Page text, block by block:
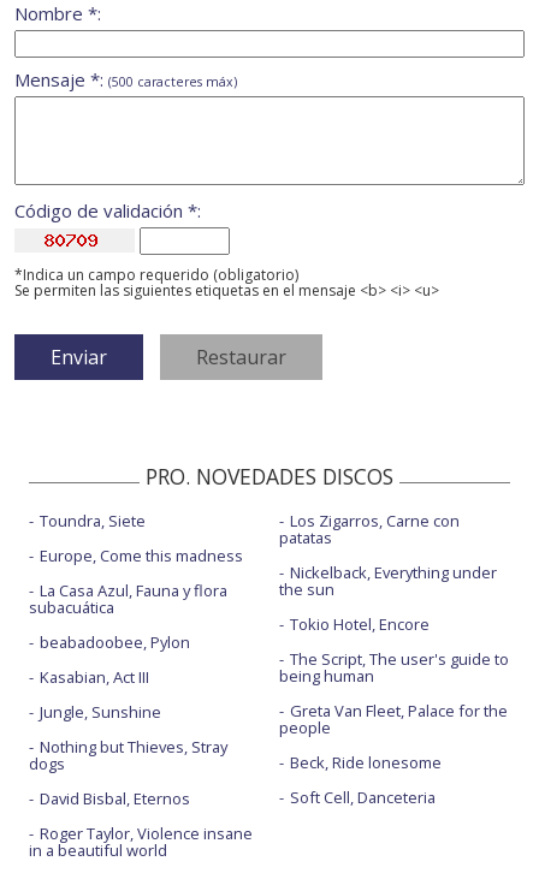
Nombre *:
Mensaje *: (500 caracteres máx)
Código de validación *:
*Indica un campo requerido (obligatorio)
Se permiten las siguientes etiquetas en el mensaje <b> <i> <u>
PRO. NOVEDADES DISCOS
Toundra, Siete
Europe, Come this madness
La Casa Azul, Fauna y flora
subacuática
beabadoobee, Pylon
Kasabian, Act III
Jungle, Sunshine
Nothing but Thieves, Stray
dogs
David Bisbal, Eternos
Roger Taylor, Violence insane
in a beautiful world
Los Zigarros, Carne con
patatas
Nickelback, Everything under
the sun
Tokio Hotel, Encore
The Script, The user's guide to
being human
Greta Van Fleet, Palace for the
people
Beck, Ride lonesome
Soft Cell, Danceteria